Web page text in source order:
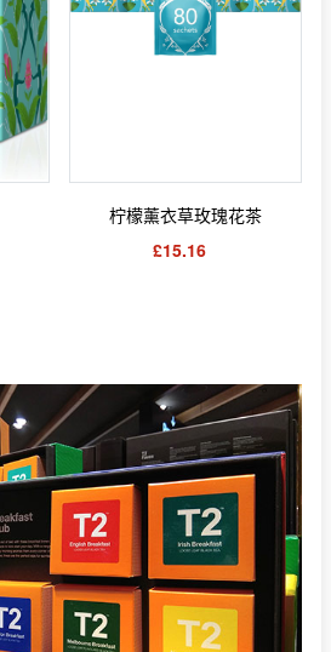
柠檬薰衣草玫瑰花茶
£15.16